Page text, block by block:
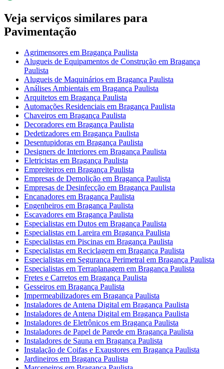
Veja serviços similares para
Pavimentação
Agrimensores em Bragança Paulista
Alugueis de Equipamentos de Construção em Bragança
Paulista
Alugueis de Maquinários em Bragança Paulista
Análises Ambientais em Bragança Paulista
Arquitetos em Bragança Paulista
Automações Residenciais em Bragança Paulista
Chaveiros em Bragança Paulista
Decoradores em Bragança Paulista
Dedetizadores em Bragança Paulista
Desentupidoras em Bragança Paulista
Designers de Interiores em Bragança Paulista
Eletricistas em Bragança Paulista
Empreiteiros em Bragança Paulista
Empresas de Demolição em Bragança Paulista
Empresas de Desinfecção em Bragança Paulista
Encanadores em Bragança Paulista
Engenheiros em Bragança Paulista
Escavadores em Bragança Paulista
Especialistas em Dutos em Bragança Paulista
Especialistas em Lareira em Bragança Paulista
Especialistas em Piscinas em Bragança Paulista
Especialistas em Reciclagem em Bragança Paulista
Especialistas em Segurança Perimetral em Bragança Paulista
Especialistas em Terraplanagem em Bragança Paulista
Fretes e Carretos em Bragança Paulista
Gesseiros em Bragança Paulista
Impermeabilizadores em Bragança Paulista
Instaladores de Antena Digital em Bragança Paulista
Instaladores de Antena Digital em Bragança Paulista
Instaladores de Eletrônicos em Bragança Paulista
Instaladores de Papel de Parede em Bragança Paulista
Instaladores de Sauna em Bragança Paulista
Instalação de Coifas e Exaustores em Bragança Paulista
Jardineiros em Bragança Paulista